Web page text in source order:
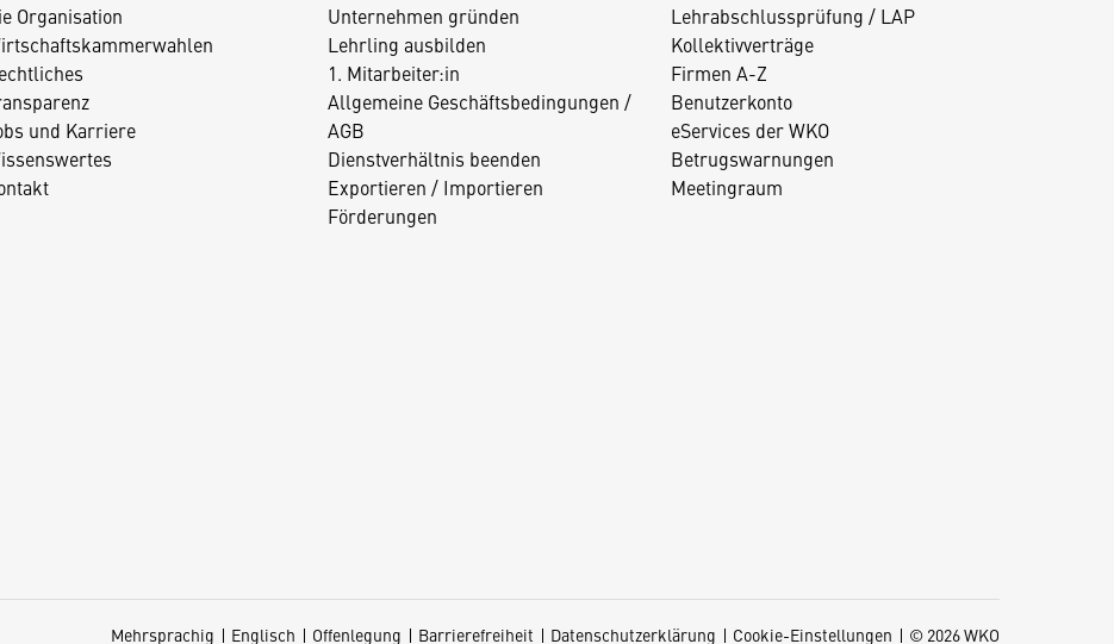
Organisation
und Karriere
Unternehmen gründen
Lehrling ausbilden
1. Mitarbeiter:in
Allgemeine Geschäftsbedingungen /
AGB
Dienstverhältnis beenden
Exportieren / Importieren
Förderungen
Lehrabschlussprüfung / LAP
Kollektivverträge
Firmen A-Z
Benutzerkonto
eServices der WKO
Betrugswarnungen
Meetingraum
Mehrsprachig Englisch Offenlegung Barrierefreiheit Datenschutzerklärung Cookie-Einstellungen © 2026 WKO